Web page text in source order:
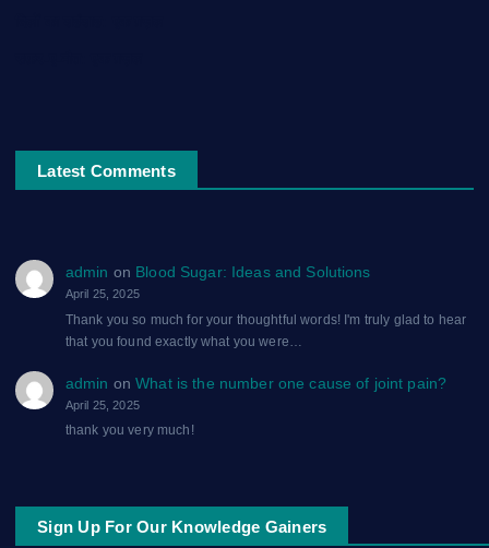
Latest Comments
admin on Blood Sugar: Ideas and Solutions
April 25, 2025
Thank you so much for your thoughtful words! I'm truly glad to hear
that you found exactly what you were…
admin onWhat is the number one cause of joint pain?
April 25, 2025
thank you very much!
Sign Up For Our Knowledge Gainers